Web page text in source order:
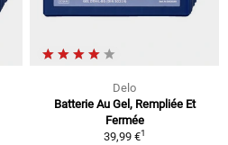
Delo
Batterie Au Gel, Rempliée Et
Fermée
39,99 €1